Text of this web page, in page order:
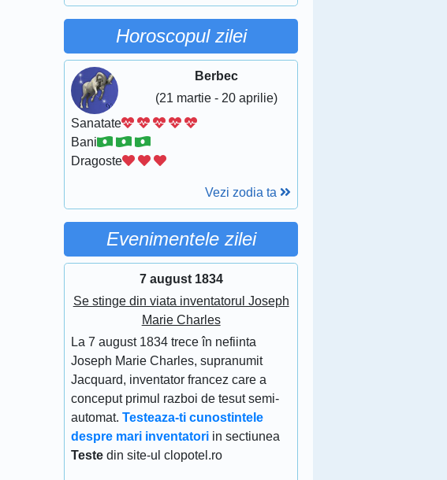
Horoscopul zilei
Berbec
(21 martie - 20 aprilie)
Sanatate
Bani
Dragoste
Vezi zodia ta
Evenimentele zilei
7 august 1834
Se stinge din viata inventatorul Joseph
Marie Charles
La 7 august 1834 trece în nefiinta
Joseph Marie Charles, supranumit
Jacquard, inventator francez care a
conceput primul razboi de tesut semi-
automat.Testeaza-ti cunostintele
despre mari inventatori in sectiunea
Teste din site-ul clopotel.ro